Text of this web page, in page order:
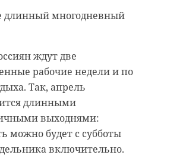
длинный многодневный
ждут две
рабочие недели и по
Так, апрель
длинными
выходнями:
можно будет с субботы
включительно.
на нас в
Ленинградской
Александр Дрозденко
лично поздравлять
Праздник Весны и
пройдут
спортивные
и концерты. Как
47channel, это